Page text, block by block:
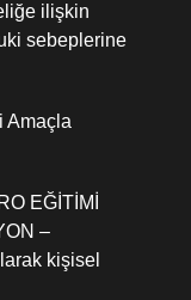
ilişkin
sebeplerine
Amaçla
EĞİTİMİ
–
kişisel